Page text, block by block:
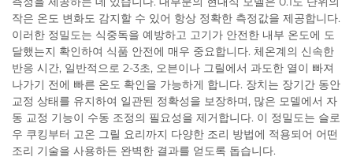
작은 온도 변화도 감지할 수 있어 항상 정확한 측정값을 제공합니다.
이러한 정밀도는 식중독을 예방하고 고기가 안전한 내부 온도에 도
달했는지 확인하여 식품 안전에 매우 중요합니다. 체온계의 신속한
반응 시간, 일반적으로 2-3초, 오븐이나 그릴에서 과도한 열이 빠져
나가기 전에 빠른 온도 확인을 가능하게 합니다. 장치는 장기간 동안
교정 상태를 유지하여 일관된 정확성을 보장하며, 많은 모델에서 자
동 교정 기능이 수동 조정의 필요성을 제거합니다. 이 정밀도는 슬로
우 쿠킹부터 고온 그릴 요리까지 다양한 조리 방법에 적용되어 어떤
조리 기술을 사용하든 완벽한 결과를 얻도록 돕습니다.